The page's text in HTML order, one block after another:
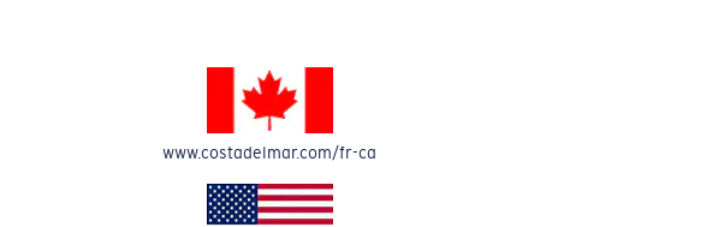
www.costadelmar.com/fr-ca